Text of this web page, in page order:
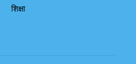
शिक्षा